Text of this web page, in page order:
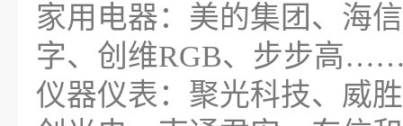
家用电器：美的集团、海
字、创维RGB、步步高
仪器仪表：聚光科技、威